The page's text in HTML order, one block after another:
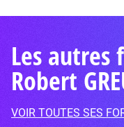
Les
Robert
VOIR TOUTES SES